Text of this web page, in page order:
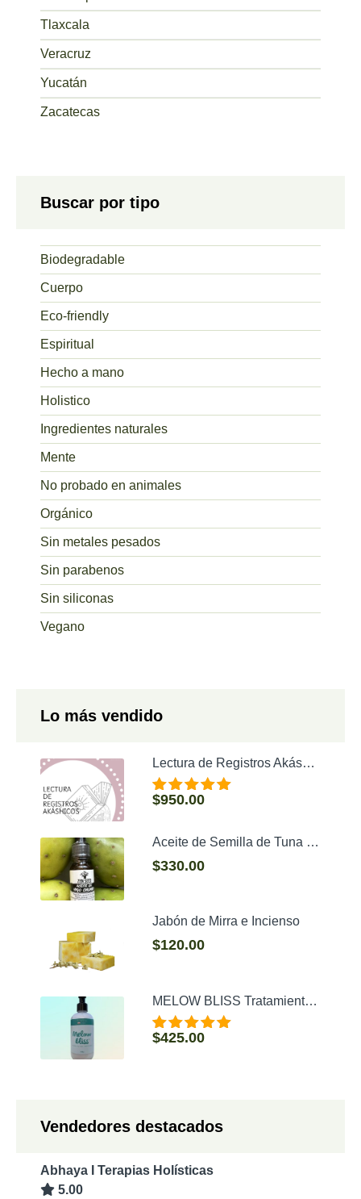
Tlaxcala
Veracruz
Yucatán
Zacatecas
Buscar por tipo
Biodegradable
Cuerpo
Eco-friendly
Espiritual
Hecho a mano
Holistico
Ingredientes naturales
Mente
No probado en animales
Orgánico
Sin metales pesados
Sin parabenos
Sin siliconas
Vegano
Lo más vendido
Lectura de Registros Akáshicos
Valorado con
$950.00
Aceite de Semilla de Tuna (Higo Chumbo)
$330.00
Jabón de Mirra e Incienso
$120.00
MELOW BLISS Tratamiento de hidratación capilar 250 g
Valorado con
$425.00
Vendedores destacados
Abhaya I Terapias Holísticas
5.00